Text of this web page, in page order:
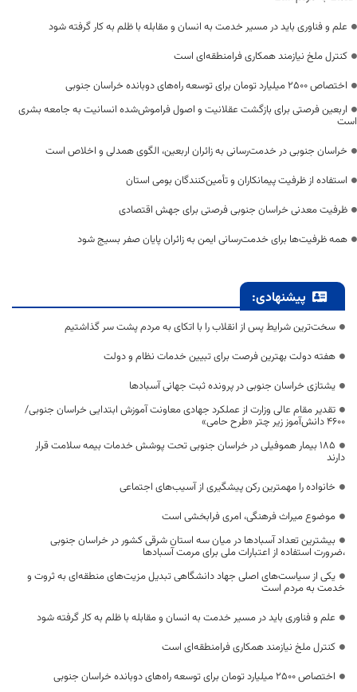
علم و فناوری باید در مسیر خدمت به انسان و مقابله با ظلم به کار گرفته شود
کنترل ملخ نیازمند همکاری فرامنطقه‌ای است
اختصاص 2500 میلیارد تومان برای توسعه راه‌های دوبانده خراسان جنوبی
اربعین فرصتی برای بازگشت عقلانیت و اصول فراموش‌شده انسانیت به جامعه بشری
است
خراسان جنوبی در خدمت‌رسانی به زائران اربعین، الگوی همدلی و اخلاص است
استفاده از ظرفیت پیمانکاران و تأمین‌کنندگان بومی استان
ظرفیت معدنی خراسان جنوبی فرصتی برای جهش اقتصادی
همه ظرفیت‌ها برای خدمت‌رسانی ایمن به زائران پایان صفر بسیج شود
پیشنهادی:
سخت‌ترین شرایط پس از انقلاب را با اتکای به مردم پشت سر گذاشتیم
هفته دولت بهترین فرصت برای تبیین خدمات نظام و دولت
یشتازی خراسان جنوبی در پرونده ثبت جهانی آسبادها
تقدیر مقام عالی وزارت از عملکرد جهادی معاونت آموزش ابتدایی خراسان جنوبی/
۴۶۰۰ دانش‌آموز زیر چتر «طرح حامی»
۱۸۵ بیمار هموفیلی در خراسان جنوبی تحت پوشش خدمات بیمه سلامت قرار
دارند
خانواده را مهمترین رکن پیشگیری از آسیب‌های اجتماعی
موضوع میراث فرهنگی، امری فرابخشی است
بیشترین تعداد آسبادها در میان سه استان شرقی کشور در خراسان جنوبی
،ضرورت استفاده از اعتبارات ملی برای مرمت آسبادها
یکی از سیاست‌های اصلی جهاد دانشگاهی تبدیل مزیت‌های منطقه‌ای به ثروت و
خدمت به مردم است
علم و فناوری باید در مسیر خدمت به انسان و مقابله با ظلم به کار گرفته شود
کنترل ملخ نیازمند همکاری فرامنطقه‌ای است
اختصاص 2500 میلیارد تومان برای توسعه راه‌های دوبانده خراسان جنوبی